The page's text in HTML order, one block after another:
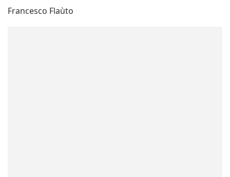
Francesco Flaùto